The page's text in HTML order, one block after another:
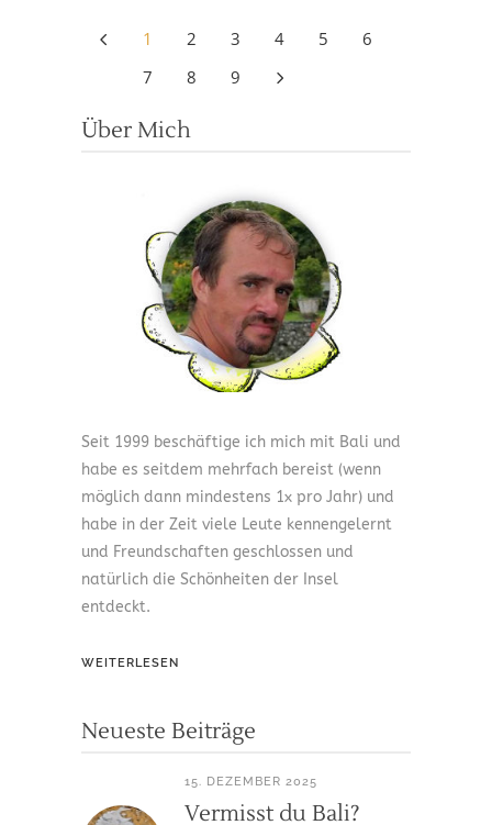
1 2 3 4 5
6
7
8 9
Über Mich
Seit 1999 beschäftige ich mich mit Bali und
habe es seitdem mehrfach bereist (wenn
möglich dann mindestens 1x pro Jahr) und
habe in der Zeit viele Leute kennengelernt
und Freundschaften geschlossen und
natürlich die Schönheiten der Insel
entdeckt.
WEITERLESEN
Neueste Beiträge
15. DEZEMBER 2025
Vermisst du Bali?